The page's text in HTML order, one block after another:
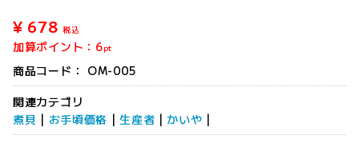
¥ 678 税込
加算ポイント： 6pt
商品コード： OM-005
関連カテゴリ
煮貝 | お手頃価格 |生産者 |かいや |